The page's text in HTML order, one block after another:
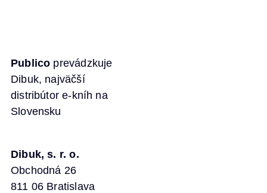
Publico prevádzkuje
Dibuk, najväčší
distribútor e-kníh na
Slovensku
Dibuk, s. r. o.
Obchodná 26
811 06 Bratislava